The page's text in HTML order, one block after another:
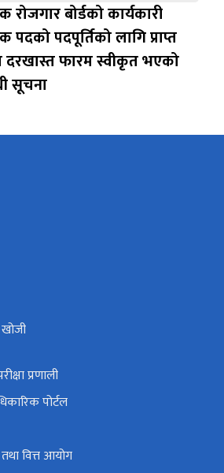
रोजगार बोर्डको कार्यकारी
पदको पदपूर्तिको लागि प्राप्त
फारम स्वीकृत भएको
सूचना
प्रणाली
पोर्टल
तथा वित्त आयोग